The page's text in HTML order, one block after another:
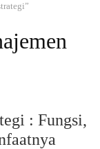
: Fungsi,